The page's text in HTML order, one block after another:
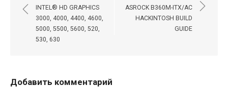
по
записям
INTEL® HD GRAPHICS
3000, 4000, 4400, 4600,
5000, 5500, 5600, 520,
530, 630
ASROCK B360M-ITX/AC
HACKINTOSH BUILD
GUIDE
Добавить комментарий